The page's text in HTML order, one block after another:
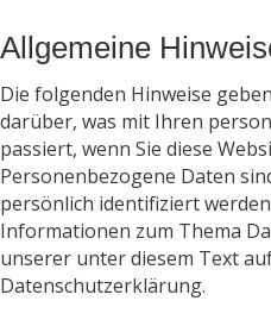
Allgemeine
Die folgenden Hinweise
darüber, was mit Ihren
passiert, wenn Sie diese
Personenbezogene Daten
persönlich identifiziert
Informationen zum Thema
unserer unter diesem Text
Datenschutzerklärung.